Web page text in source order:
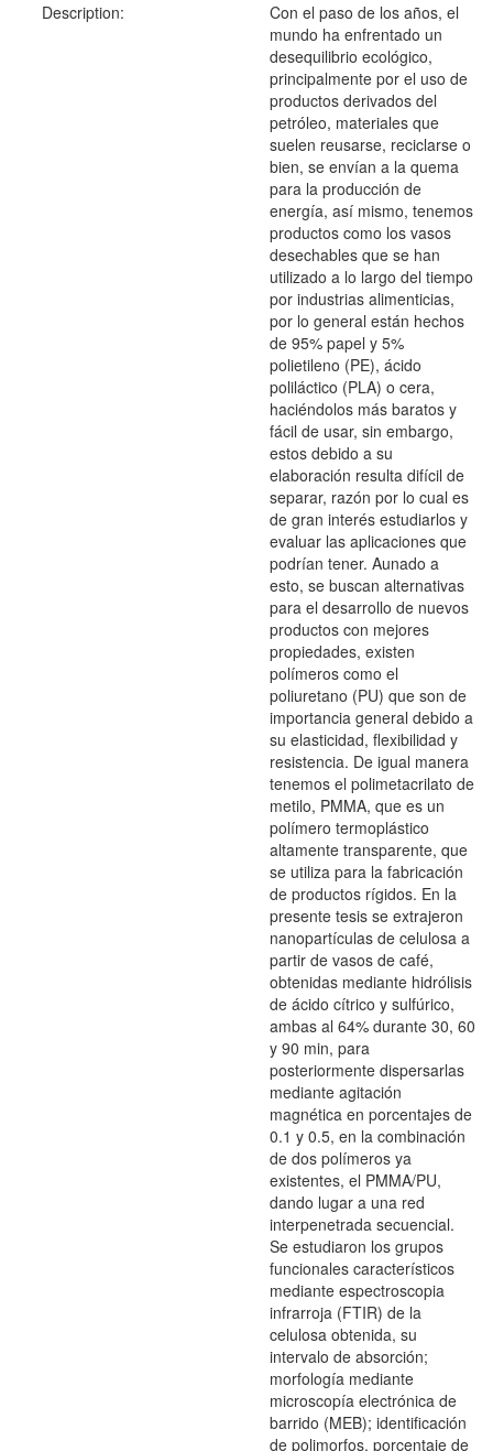
Description:
Con el paso de los años, el
mundo ha enfrentado un
desequilibrio ecológico,
principalmente por el uso de
productos derivados del
petróleo, materiales que
suelen reusarse, reciclarse o
bien, se envían a la quema
para la producción de
energía, así mismo, tenemos
productos como los vasos
desechables que se han
utilizado a lo largo del tiempo
por industrias alimenticias,
por lo general están hechos
de 95% papel y 5%
polietileno (PE), ácido
poliláctico (PLA) o cera,
haciéndolos más baratos y
fácil de usar, sin embargo,
estos debido a su
elaboración resulta difícil de
separar, razón por lo cual es
de gran interés estudiarlos y
evaluar las aplicaciones que
podrían tener. Aunado a
esto, se buscan alternativas
para el desarrollo de nuevos
productos con mejores
propiedades, existen
polímeros como el
poliuretano (PU) que son de
importancia general debido a
su elasticidad, flexibilidad y
resistencia. De igual manera
tenemos el polimetacrilato de
metilo, PMMA, que es un
polímero termoplástico
altamente transparente, que
se utiliza para la fabricación
de productos rígidos. En la
presente tesis se extrajeron
nanopartículas de celulosa a
partir de vasos de café,
obtenidas mediante hidrólisis
de ácido cítrico y sulfúrico,
ambas al 64% durante 30, 60
y 90 min, para
posteriormente dispersarlas
mediante agitación
magnética en porcentajes de
0.1 y 0.5, en la combinación
de dos polímeros ya
existentes, el PMMA/PU,
dando lugar a una red
interpenetrada secuencial.
Se estudiaron los grupos
funcionales característicos
mediante espectroscopia
infrarroja (FTIR) de la
celulosa obtenida, su
intervalo de absorción;
morfología mediante
microscopía electrónica de
barrido (MEB); identificación
de polimorfos, porcentaje de